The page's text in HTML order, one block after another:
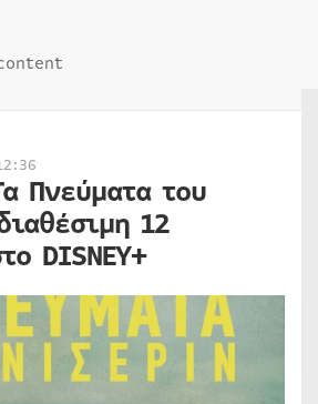
Πνεύματα του
12
DISNEY+